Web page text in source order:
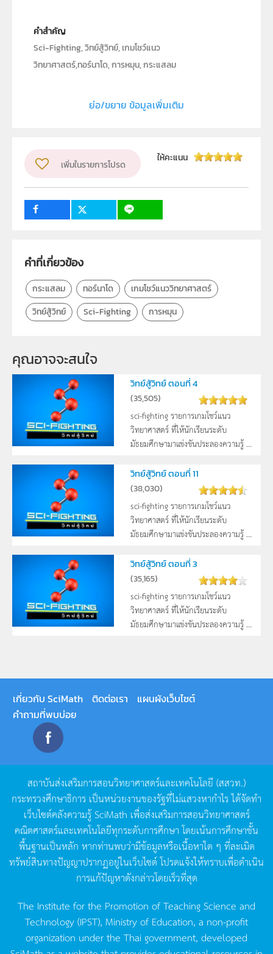
คำสำคัญ
Sci-Fighting, วิทย์สู้วิทย์, เกมโชว์แนว
วิทยาศาสตร์,ทอร์นาโด, การหมุน, กระแสลม
วิชา
ป.1, ป.2, ป.3, ป.4, ป.5, ป.6, ม.1, ม.2, ม.3, ม.4, ม.5, ม.6
ย่อ/ขยาย ข้อมูลเพิ่มเติม
เพิ่มในรายการโปรด
ให้คะแนน
คำที่เกี่ยวข้อง
กระแสลม ทอร์นาโด
เกมโชว์แนววิทยาศาสตร์
วิทย์สู้วิทย์
Sci-Fighting การหมุน
คุณอาจจะสนใจ
วิทย์สู้วิทย์ ตอนที่ 4
(35,505)
sci-fighting รายการเกมโชว์แนว
วิทยาศาสตร์ ที่ให้นักเรียนระดับ
มัธยมศึกษามาแข่งขันประลองความรู้ ...
วิทย์สู้วิทย์ ตอนที่ 11
(38,030)
sci-fighting รายการเกมโชว์แนว
วิทยาศาสตร์ ที่ให้นักเรียนระดับ
มัธยมศึกษามาแข่งขันประลองความรู้ ...
วิทย์สู้วิทย์ ตอนที่ 3
(35,165)
sci-fighting รายการเกมโชว์แนว
วิทยาศาสตร์ ที่ให้นักเรียนระดับ
มัธยมศึกษามาแข่งขันประลองความรู้ ...
เกี่ยวกับ SciMath ติดต่อเรา
แผนผังเว็บไซต์
คำถามที่พบบ่อย
สถาบันส่งเสริมการสอนวิทยาศาสตร์และเทคโนโลยี (สสวท.)
กระทรวงศึกษาธิการ เป็นหน่วยงานของรัฐที่ไม่แสวงหากำไรได้จัดทำ
เว็บไซต์คลังความรู้SciMath เพื่อส่งเสริมการสอนวิทยาศาสตร์
คณิตศาสตร์และเทคโนโลยีทุกระดับการศึกษา โดยเน้นการศึกษาขั้น
พื้นฐานเป็นหลัก หากท่านพบว่ามีข้อมูลหรือเนื้อหาใด ๆ ที่ละเมิด
ทรัพย์สินทางปัญญาปรากฏอยู่ในเว็บไซต์โปรดแจ้งให้ทราบเพื่อดำเนิน
การแก้ปัญหาดังกล่าวโดยเร็วที่สุด
The Institute for the Promotion of Teaching Science and
Technology (IPST), Ministry of Education, a non-profit
organization under the Thai government, developed